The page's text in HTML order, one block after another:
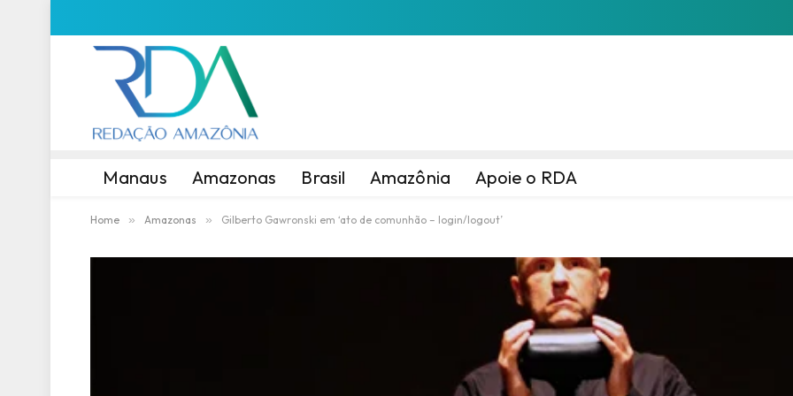
Manaus Amazonas Brasil Amazônia Apoie o RDA
Home » Amazonas » Gilberto Gawronski em ‘ato de comunhão – login/logout’